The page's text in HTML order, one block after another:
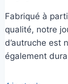
9,00€.
Fabriqué à
qualité, notre
d’autruche est
également